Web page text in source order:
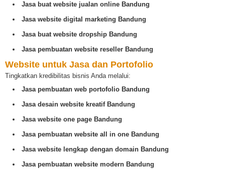
Jasa buat website jualan online Bandung
Jasa website digital marketing Bandung
Jasa buat website dropship Bandung
Jasa pembuatan website reseller Bandung
Website untuk Jasa dan Portofolio
Tingkatkan kredibilitas bisnis Anda melalui:
Jasa pembuatan web portofolio Bandung
Jasa desain website kreatif Bandung
Jasa website one page Bandung
Jasa pembuatan website all in one Bandung
Jasa website lengkap dengan domain Bandung
Jasa pembuatan website modern Bandung